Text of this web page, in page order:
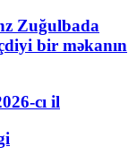
Zuğulbada
bir məkanın
cı il